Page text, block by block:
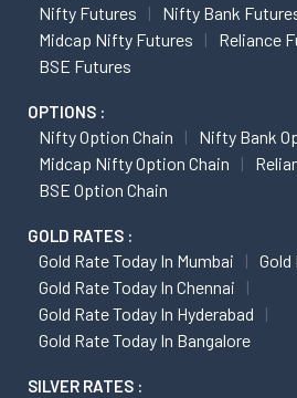
Nifty Futures
Nifty Bank
Midcap Nifty Futures
Reliance
BSE Futures
OPTIONS :
Nifty Option Chain
Nifty Bank
Midcap Nifty Option Chain
BSE Option Chain
GOLD RATES :
Gold Rate Today In Mumbai
Gold
Gold Rate Today In Chennai
Gold Rate Today In Hyderabad
Gold Rate Today In Bangalore
SILVER RATES :